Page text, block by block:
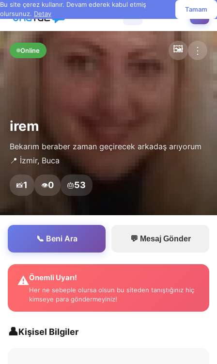
Bu site çerez kullanır. Devam ederek kabul etmiş
olursunuz. Detay
Tamam
Online 🖼️ ⋮
irem
Bekarım beraber zaman geçirecek arkadaş arıyorum
📍 İzmir, Buca
📸1 👁️0 🎂53
📞 Beni Ara 💬 Mesaj Gönder
⚠️Önemli Uyarı!
Her ne sebeple olursa olsun bu siteden tanıştığınız hiç
kimseye para göndermeyiniz!
👤Kişisel Bilgiler